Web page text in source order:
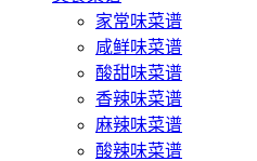
家常味菜谱
咸鲜味菜谱
酸甜味菜谱
香辣味菜谱
麻辣味菜谱
酸辣味菜谱